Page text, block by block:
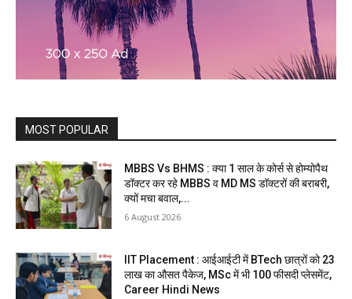
MOST POPULAR
MBBS Vs BHMS : क्या 1 साल के कोर्स से होम्योपैथ
डॉक्टर कर रहे MBBS व MD MS डॉक्टरों की बराबरी,
क्यों मचा बवाल,...
6 August 2026
IIT Placement : आईआईटी में BTech छात्रों को 23
लाख का औसत पैकेज, MSc में भी 100 फीसदी प्लेसमेंट,
Career Hindi News